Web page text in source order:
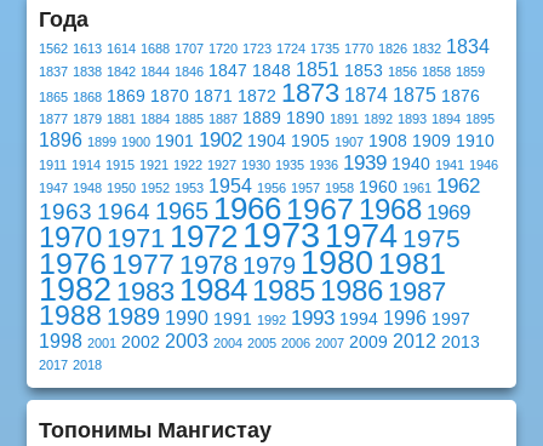
Года
1562 1613 1614 1688 1707 1720 1723 1724 1735 1770 1826 1832 1834
1837 1838 1842 1844 1846 1847 1848 1851 1853 1856 1858 1859
1865 1868 1869 1870 1871 1872 1873 1874 1875 1876
1877 1879 1881 1884 1885 1887 1889 1890 1891 1892 1893 1894 1895
1896 1899 1900 1901 1902 1904 1905 1907 1908 1909 1910
1911 1914 1915 1921 1922 1927 1930 1935 1936 1939 1940 1941 1946
1947 1948 1950 1952 1953 1954 1956 1957 1958 1960 1961 1962
1963 1964 1965 1966 1967 1968 1969
1970 1971 1972 1973 1974 1975
1976 1977 1978 1979 1980 1981
1982 1983 198419851986 1987
1988 1989 1990 1991 1992 1993 1994 1996 1997
1998 2001 2002 2003 2004 2005 2006 2007 2009 2012 2013
2017 2018
Топонимы Мангистау